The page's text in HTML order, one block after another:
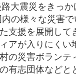
大震災をきっ
内の様々な災害
支援を展開して
アが入りにくい
の災害ボランテ
有志団体などと